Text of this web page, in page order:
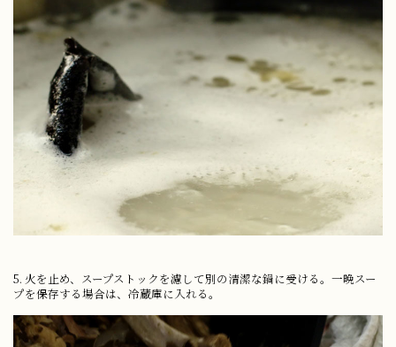
5. 火を止め、スープストックを濾して別の清潔な鍋に受ける。一晩スー
プを保存する場合は、冷蔵庫に入れる。